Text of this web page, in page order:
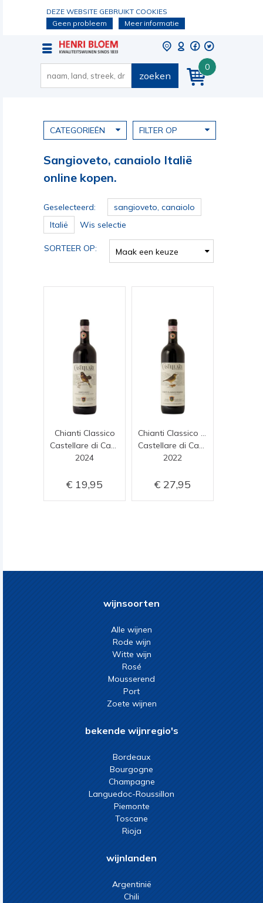
DEZE WEBSITE GEBRUIKT COOKIES
Geen probleem
Meer informatie
0
zoeken
CATEGORIEËN FILTER OP
Sangioveto, canaiolo Italië
online kopen.
Geselecteerd:
sangioveto, canaiolo
Italië
Wis selectie
SORTEER OP: Maak een keuze
Chianti Classico
2024
19,95
2022
27,95
wijnsoorten
Alle wijnen
Rode wijn
Witte wijn
Rosé
Mousserend
Port
Zoete wijnen
bekende wijnregio's
Bordeaux
Bourgogne
Champagne
Languedoc-Roussillon
Piemonte
Toscane
Rioja
wijnlanden
Argentinië
Chili